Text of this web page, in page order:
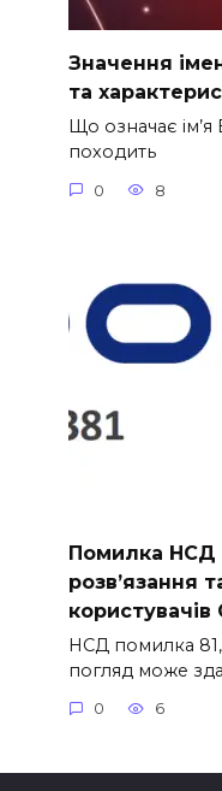
Значення
та
Що означає
походить
0 8
Помилка НСД
розв’язання
користувачів
НСД помилка
погляд може
0 6